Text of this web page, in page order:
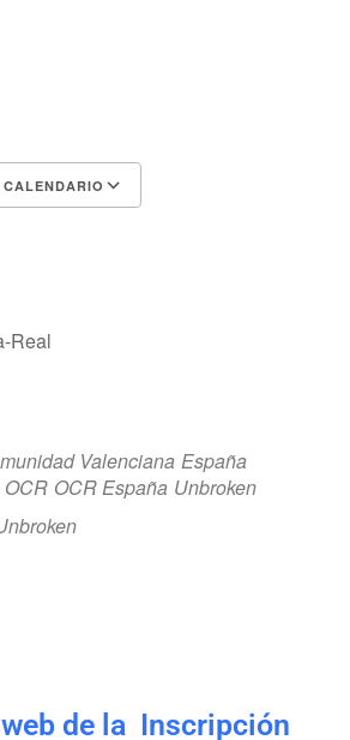
Real
Valenciana España
OCR OCR España Unbroken
de la Inscripción